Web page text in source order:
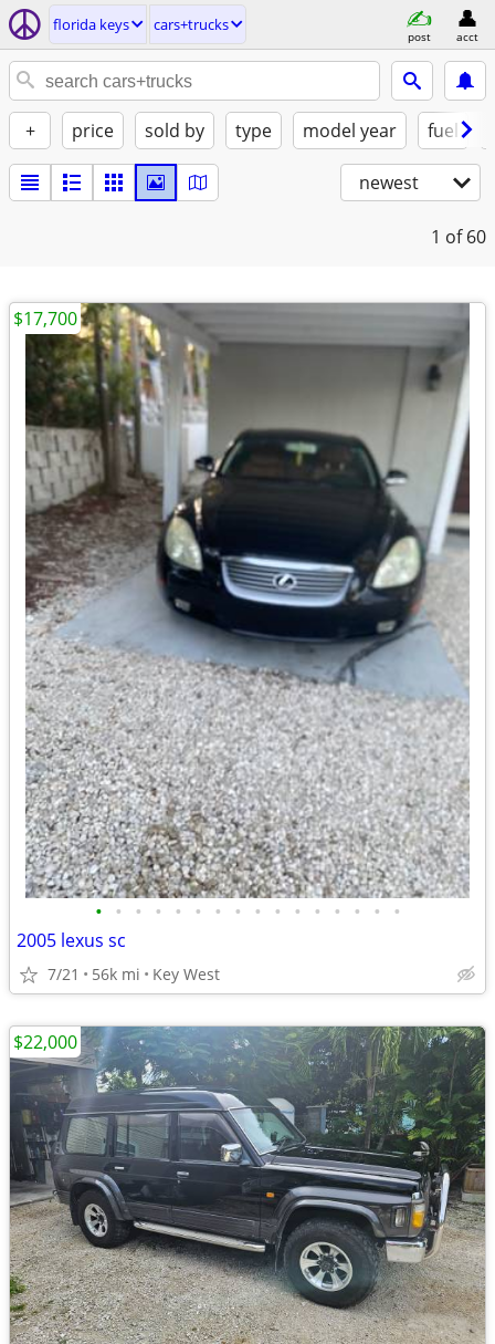
florida keys cars+trucks
post acct
+ price sold by type model year fuel
newest
1 of 60
• • • • • • • • • • • • • • • •
2005 lexus sc
7/21 56k mi Key West
$17,700
$22,000